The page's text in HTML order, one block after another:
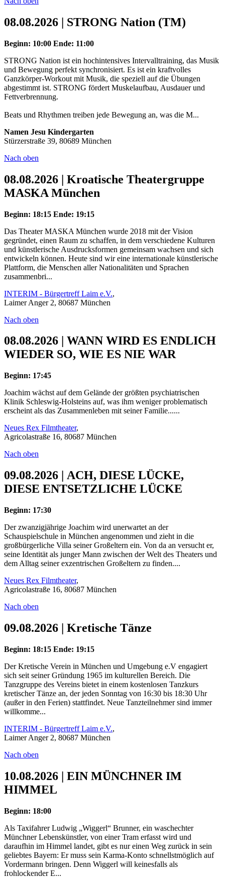
08.08.2026 | STRONG Nation (TM)
Beginn: 10:00 Ende: 11:00
STRONG Nation ist ein hochintensives Intervalltraining, das Musik
und Bewegung perfekt synchronisiert. Es ist ein kraftvolles
Ganzkörper-Workout mit Musik, die speziell auf die Übungen
abgestimmt ist. STRONG fördert Muskelaufbau, Ausdauer und
Fettverbrennung.
Beats und Rhythmen treiben jede Bewegung an, was die M...
Namen Jesu Kindergarten
Stürzerstraße 39, 80689 München
Nach oben
08.08.2026 | Kroatische Theatergruppe
MASKA München
Beginn: 18:15 Ende: 19:15
Das Theater MASKA München wurde 2018 mit der Vision
gegründet, einen Raum zu schaffen, in dem verschiedene Kulturen
und künstlerische Ausdrucksformen gemeinsam wachsen und sich
entwickeln können. Heute sind wir eine internationale künstlerische
Plattform, die Menschen aller Nationalitäten und Sprachen
zusammenbri...
INTERIM - Bürgertreff Laim e.V.,
Laimer Anger 2, 80687 München
Nach oben
08.08.2026 | WANN WIRD ES ENDLICH
WIEDER SO, WIE ES NIE WAR
Beginn: 17:45
Joachim wächst auf dem Gelände der größten psychiatrischen
Klinik Schleswig-Holsteins auf, was ihm weniger problematisch
erscheint als das Zusammenleben mit seiner Familie......
Neues Rex Filmtheater,
Agricolastraße 16, 80687 München
Nach oben
09.08.2026 | ACH, DIESE LÜCKE,
DIESE ENTSETZLICHE LÜCKE
Beginn: 17:30
Der zwanzigjährige Joachim wird unerwartet an der
Schauspielschule in München angenommen und zieht in die
großbürgerliche Villa seiner Großeltern ein. Von da an versucht er,
seine Identität als junger Mann zwischen der Welt des Theaters und
dem Alltag seiner exzentrischen Großeltern zu finden....
Neues Rex Filmtheater,
Agricolastraße 16, 80687 München
Nach oben
09.08.2026 | Kretische Tänze
Beginn: 18:15 Ende: 19:15
Der Kretische Verein in München und Umgebung e.V engagiert
sich seit seiner Gründung 1965 im kulturellen Bereich. Die
Tanzgruppe des Vereins bietet in einem kostenlosen Tanzkurs
kretischer Tänze an, der jeden Sonntag von 16:30 bis 18:30 Uhr
(außer in den Ferien) stattfindet. Neue Tanzteilnehmer sind immer
willkomme...
INTERIM - Bürgertreff Laim e.V.,
Laimer Anger 2, 80687 München
Nach oben
10.08.2026 | EIN MÜNCHNER IM
HIMMEL
Beginn: 18:00
Als Taxifahrer Ludwig „Wiggerl“ Brunner, ein waschechter
Münchner Lebenskünstler, von einer Tram erfasst wird und
daraufhin im Himmel landet, gibt es nur einen Weg zurück in sein
geliebtes Bayern: Er muss sein Karma-Konto schnellstmöglich auf
Vordermann bringen. Denn Wiggerl will keinesfalls als
frohlockender E...